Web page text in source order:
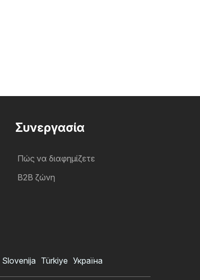
Συνεργασία
Πώς να διαφημίζετε
B2B ζώνη
Slovenija Türkiye Україна